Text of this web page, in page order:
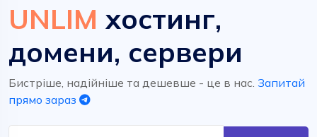
UNLIM хостинг,
домени, сервери
Бистріше, надійніше та дешевше - це в нас. Запитай
прямо зараз